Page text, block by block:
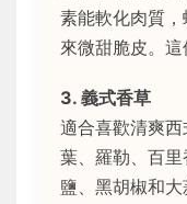
素能軟化肉質
來微甜脆皮。這
3. 義式香草
適合喜歡清爽
葉、羅勒、百里
鹽、黑胡椒和